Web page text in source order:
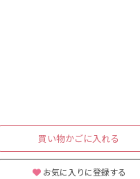
買い物かごに入れる
お気に入りに登録する